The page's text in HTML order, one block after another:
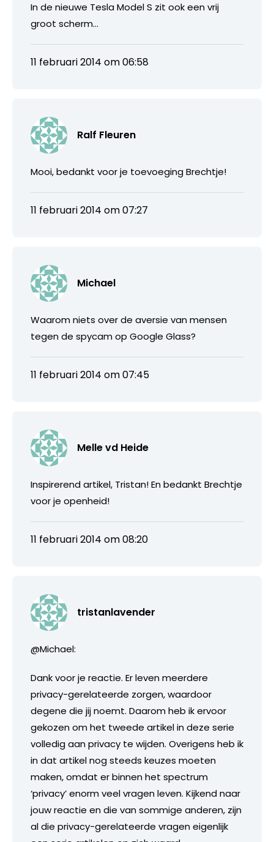
In de nieuwe Tesla Model S zit ook een vrij
groot scherm…
11 februari 2014 om 06:58
Ralf Fleuren
Mooi, bedankt voor je toevoeging Brechtje!
11 februari 2014 om 07:27
Michael
Waarom niets over de aversie van mensen
tegen de spycam op Google Glass?
11 februari 2014 om 07:45
Melle vd Heide
Inspirerend artikel, Tristan! En bedankt Brechtje
voor je openheid!
11 februari 2014 om 08:20
tristanlavender
@Michael:
Dank voor je reactie. Er leven meerdere
privacy-gerelateerde zorgen, waardoor
degene die jij noemt. Daarom heb ik ervoor
gekozen om het tweede artikel in deze serie
volledig aan privacy te wijden. Overigens heb ik
in dat artikel nog steeds keuzes moeten
maken, omdat er binnen het spectrum
‘privacy’ enorm veel vragen leven. Kijkend naar
jouw reactie en die van sommige anderen, zijn
al die privacy-gerelateerde vragen eigenlijk